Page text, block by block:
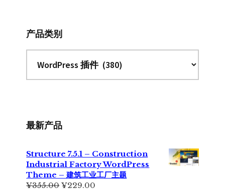
产品类别
最新产品
Structure 7.5.1 – Construction
Industrial Factory WordPress
Theme – 建筑工业工厂主题
¥355.00原
¥229.00